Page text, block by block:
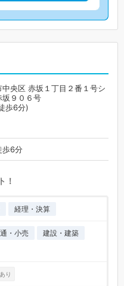
央区 赤坂１丁目２番１号シ
坂９０６号
歩6分)
歩6分
！
経理・決算
・小売
建設・建築
り